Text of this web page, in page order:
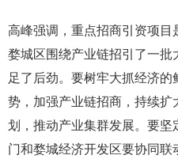
高峰强调，重点招商引资项目
婺城区围绕产业链招引了一
足了后劲。要树牢大抓经济
势，加强产业链招商，持续
划，推动产业集群发展。要
门和婺城经济开发区要协同